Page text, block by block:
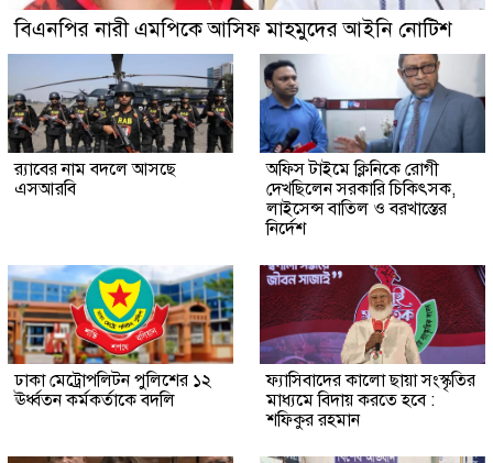
বিএনপির নারী এমপিকে আসিফ মাহমুদের আইনি নোটিশ
র‍্যাবের নাম বদলে আসছে
এসআরবি
অফিস টাইমে ক্লিনিকে রোগী
দেখছিলেন সরকারি চিকিৎসক,
লাইসেন্স বাতিল ও বরখাস্তের
নির্দেশ
ঢাকা মেট্রোপলিটন পুলিশের ১২
ঊর্ধ্বতন কর্মকর্তাকে বদলি
ফ্যাসিবাদের কালো ছায়া সংস্কৃতির
মাধ্যমে বিদায় করতে হবে :
শফিকুর রহমান